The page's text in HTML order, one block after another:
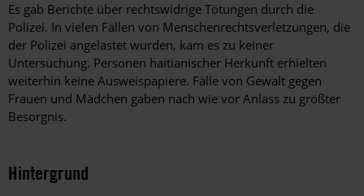
Es gab Berichte über rechtswidrige Tötungen durch die
Polizei. In vielen Fällen von Menschenrechtsverletzungen, die
der Polizei angelastet wurden, kam es zu keiner
Untersuchung. Personen haitianischer Herkunft erhielten
weiterhin keine Ausweispapiere. Fälle von Gewalt gegen
Frauen und Mädchen gaben nach wie vor Anlass zu größter
Besorgnis.
Hintergrund